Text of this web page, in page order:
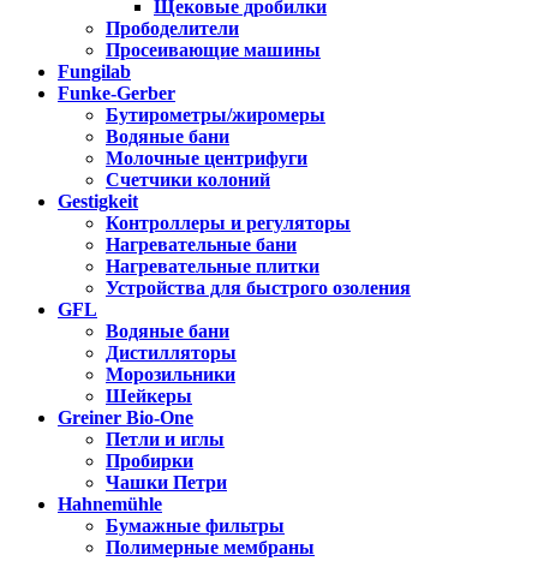
Щековые дробилки
Прободелители
Просеивающие машины
Fungilab
Funke-Gerber
Бутирометры/жиромеры
Водяные бани
Молочные центрифуги
Счетчики колоний
Gestigkeit
Контроллеры и регуляторы
Нагревательные бани
Нагревательные плитки
Устройства для быстрого озоления
GFL
Водяные бани
Дистилляторы
Морозильники
Шейкеры
Greiner Bio-One
Петли и иглы
Пробирки
Чашки Петри
Hahnemühle
Бумажные фильтры
Полимерные мембраны